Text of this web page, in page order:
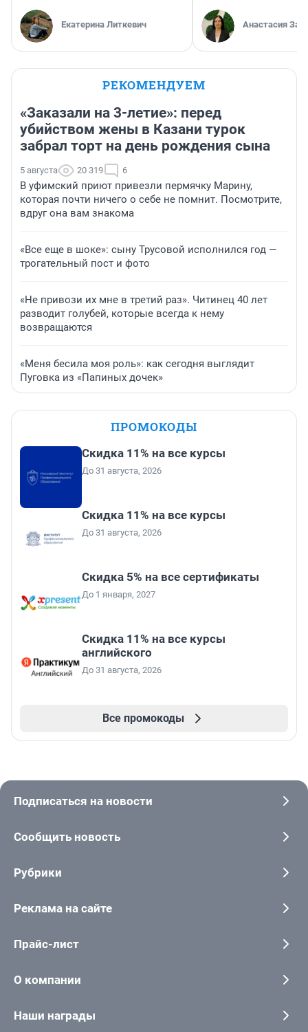
Екатерина Литкевич Анастасия
РЕКОМЕНДУЕМ
«Заказали на 3-летие»: перед
убийством жены в Казани турок
забрал торт на день рождения сына
5 августа 20 319 6
В уфимский приют привезли пермячку Марину,
которая почти ничего о себе не помнит. Посмотрите,
вдруг она вам знакома
«Все еще в шоке»: сыну Трусовой исполнился год —
трогательный пост и фото
«Не привози их мне в третий раз». Читинец 40 лет
разводит голубей, которые всегда к нему
возвращаются
«Меня бесила моя роль»: как сегодня выглядит
Пуговка из «Папиных дочек»
ПРОМОКОДЫ
Скидка 11% на все курсы
До 31 августа, 2026
Скидка 11% на все курсы
До 31 августа, 2026
Скидка 5% на все сертификаты
До 1 января, 2027
Скидка 11% на все курсы
английского
До 31 августа, 2026
Все промокоды
Подписаться на новости
Сообщить новость
Рубрики
Реклама на сайте
Прайс-лист
О компании
Наши награды